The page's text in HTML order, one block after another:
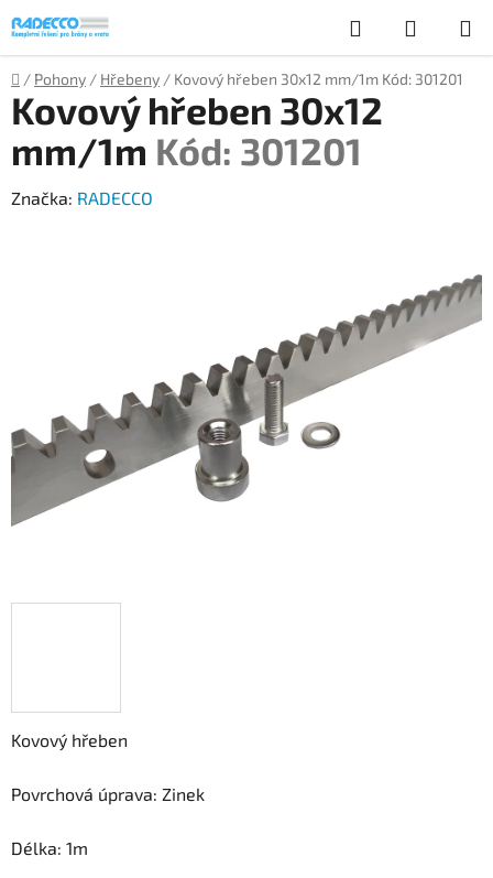
na
obsah
Hledat
KOŠÍK
Domů
/ Pohony / Hřebeny / Kovový hřeben 30x12 mm/1m Kód: 301201
Kovový hřeben
Povrchová úprava: Zinek
Délka: 1m
Kovový hřeben 30x12
mm/1m Kód: 301201
Značka: RADECCO